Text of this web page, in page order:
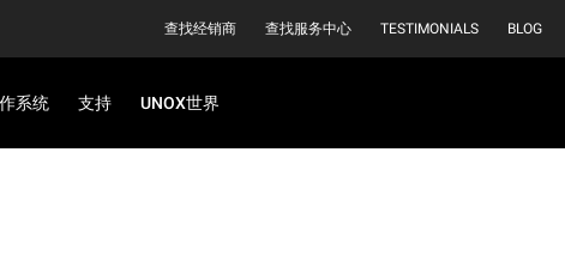
查找经销商 查找服务中心 TESTIMONIALS BLOG
系统 支持 UNOX世界